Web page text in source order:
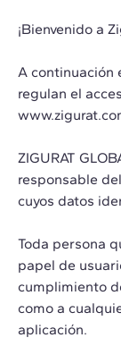
¡Bienvenido a
A continuación
regulan el
ZIGURAT
responsable
cuyos datos
Toda persona
papel de
cumplimiento
como a
aplicación.